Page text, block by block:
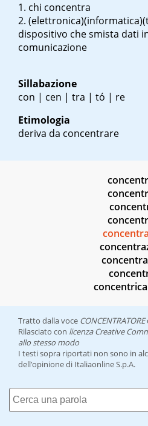
chi concentra
dispositivo che smista dati
comunicazione
Sillabazione
con | cen | tra | tó | re
Etimologia
deriva da concentrare
Tratto dalla voce CONCENTRATORE
Rilasciato con licenza Creative
allo stesso modo
I testi sopra riportati non sono in
dell’opinione di Italiaonline S.p.A.